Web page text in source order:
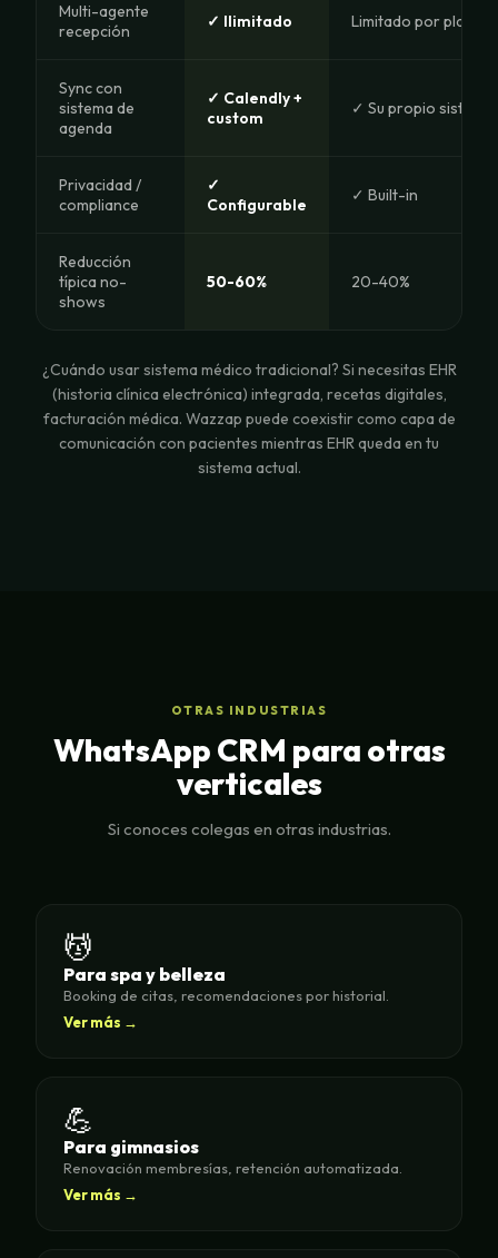
Multi-agente
recepción
✓ Ilimitado Limitado por plan
Sync con
sistema de
agenda
✓ Calendly +
custom
✓ Su propio sistema
Privacidad /
compliance
✓
Configurable
✓ Built-in
Reducción
típica no-
shows
50-60% 20-40%
¿Cuándo usar sistema médico tradicional? Si necesitas EHR
(historia clínica electrónica) integrada, recetas digitales,
facturación médica. Wazzap puede coexistir como capa de
comunicación con pacientes mientras EHR queda en tu
sistema actual.
OTRAS INDUSTRIAS
WhatsApp CRM para otras
verticales
Si conoces colegas en otras industrias.
💆
Para spa y belleza
Booking de citas, recomendaciones por historial.
Ver más →
💪
Para gimnasios
Renovación membresías, retención automatizada.
Ver más →